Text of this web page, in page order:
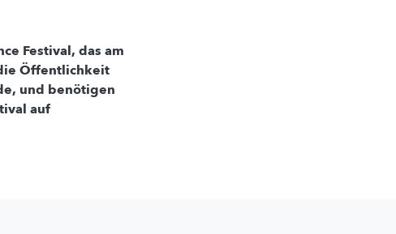
Festival, das am
Öffentlichkeit
und benötigen
auf